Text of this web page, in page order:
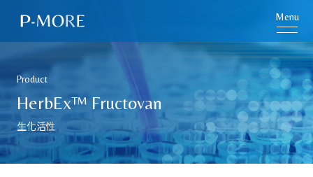
Menu
Product
HerbEx™ Fructovan
生化活性